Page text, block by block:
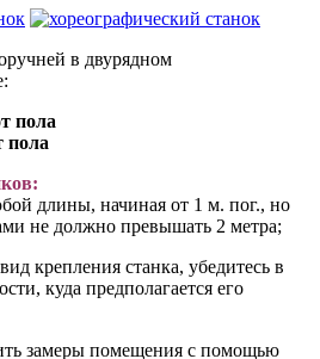
в двурядном
пола
пола
длины, начиная от 1 м. пог., но
не должно превышать 2 метра;
крепления станка, убедитесь в
куда предполагается его
замеры помещения с помощью